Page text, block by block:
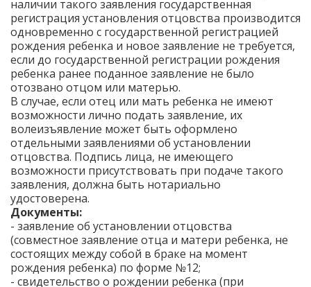
наличии такого заявления государственная
регистрация установления отцовства производится
одновременно с государственной регистрацией
рождения ребенка и новое заявление не требуется,
если до государственной регистрации рождения
ребенка ранее поданное заявление не было
отозвано отцом или матерью.
В случае, если отец или мать ребенка не имеют
возможности лично подать заявление, их
волеизъявление может быть оформлено
отдельными заявлениями об установлении
отцовства. Подпись лица, не имеющего
возможности присутствовать при подаче такого
заявления, должна быть нотариально
удостоверена.
Документы:
- заявление об установлении отцовства
(совместное заявление отца и матери ребенка, не
состоящих между собой в браке на момент
рождения ребенка) по форме №12;
- свидетельство о рождении ребенка (при